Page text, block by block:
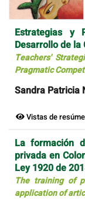
Estrategias y
Desarrollo de
Teachers'
Pragmatic
Sandra Patricia
Vistas de
La formación
privada en
Ley 1920 de
The training of
application of